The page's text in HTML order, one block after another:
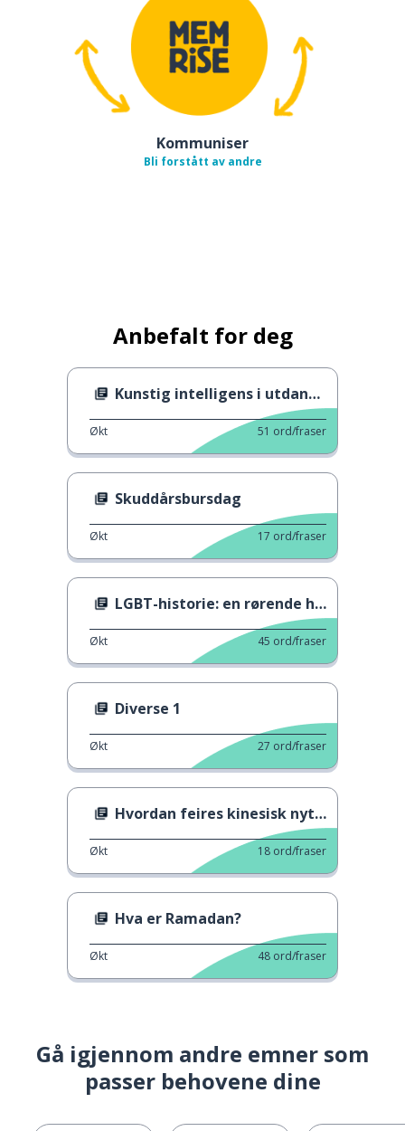
Kommuniser
Bli forstått av andre
Anbefalt for deg
Kunstig intelligens i utdanningen
Økt 51 ord/fraser
Skuddårsbursdag
Økt 17 ord/fraser
LGBT-historie: en rørende historie
Økt 45 ord/fraser
Diverse 1
Økt 27 ord/fraser
Hvordan feires kinesisk nyttår?
Økt 18 ord/fraser
Hva er Ramadan?
Økt 48 ord/fraser
Gå igjennom andre emner som
passer behovene dine